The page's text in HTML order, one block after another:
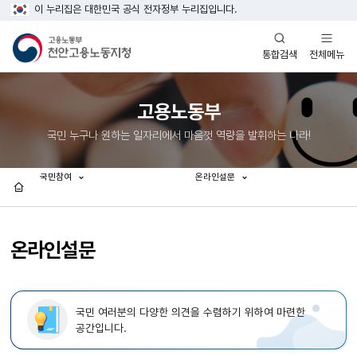
이 누리집은 대한민국 공식 전자정부 누리집입니다.
통합검색
열기
전체메뉴
열기
고용노동부
국민 누구나 원하는 일자리에서 마음껏 역량을 발휘하는 나라!
온라인설문
국민참여 온라인설문
국민 여러분의 다양한 의견을 수렴하기 위하여 마련한
공간입니다.